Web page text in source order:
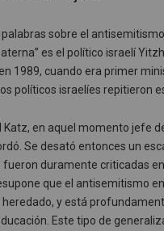
palabras sobre el
es el político israelí
1989, cuando era primer
políticos israelíes repitieron
Katz, en aquel momento jefe
Se desató entonces un
fueron duramente criticadas
que el antisemitismo
y está
Este tipo de